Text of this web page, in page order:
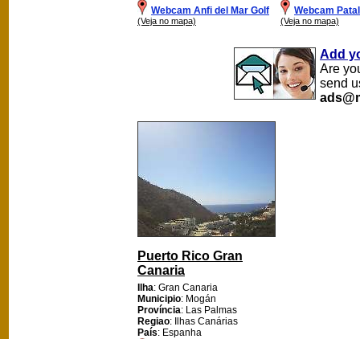
Webcam Anfi del Mar Golf
(Veja no mapa)
Webcam
(Veja no mapa)
Add
Are
send
Puerto Rico Gran
Canaria
Ilha: Gran Canaria
Municipio: Mogán
Província: Las Palmas
Regiao: Ilhas Canárias
País: Espanha